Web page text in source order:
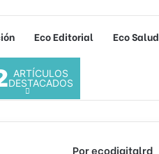
Eco Editorial Eco Salud
ARTÍCULOS
DESTACADOS
Por ecodigitalrd